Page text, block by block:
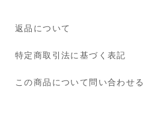
返品について
特定商取引法に基づく表記
この商品について問い合わせる